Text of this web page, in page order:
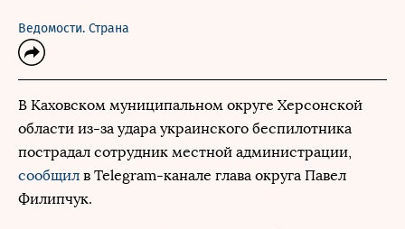
Ведомости. Страна
В Каховском муниципальном округе Херсонской
области из-за удара украинского беспилотника
пострадал сотрудник местной администрации,
сообщил в Telegram-канале глава округа Павел
Филипчук.